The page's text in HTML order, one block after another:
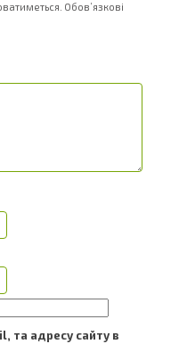
Обов’язкові
та адресу сайту в